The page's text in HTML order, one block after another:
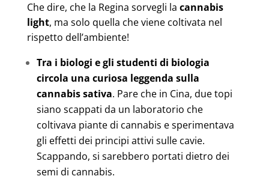
Che dire, che la Regina sorvegli la cannabis
light, ma solo quella che viene coltivata nel
rispetto dell’ambiente!
Tra i biologi e gli studenti di biologia
circola una curiosa leggenda sulla
cannabis sativa. Pare che in Cina, due topi
siano scappati da un laboratorio che
coltivava piante di cannabis e sperimentava
gli effetti dei principi attivi sulle cavie.
Scappando, si sarebbero portati dietro dei
semi di cannabis.